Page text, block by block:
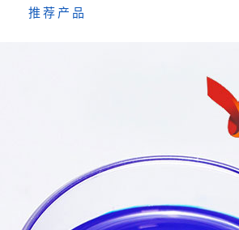
推荐产品